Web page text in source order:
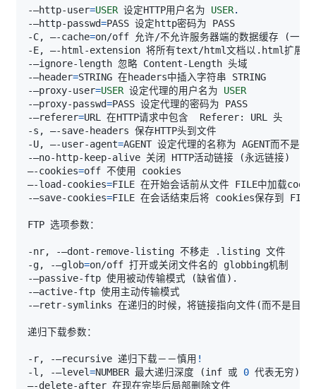
-–http-user=USER 设定HTTP用户名为 USER.
-–http-passwd=
-C, –-cache=on/off 允许/不允许服务器端的数据缓存 (一般
-–header=
-–proxy-user=USER 设定代理的用户名为 USER
-–proxy-passwd=
-–referer=
-U, –-user-agent=
-–no-http-keep-alive 关闭 HTTP活动链接
(永远链接)
–-cookies=
–-load-cookies=
-–save-cookies=
-g, -–glob=
-–passive-ftp 使用被动传输模式
(缺省值)
-–retr-symlinks 在递归的时候，将链接指向文件 (而不是目录
-r, -–recursive 递归下载－－慎用 !
-l, -–level=NUMBER 最大递归深度 (inf 或 0 代表无穷)